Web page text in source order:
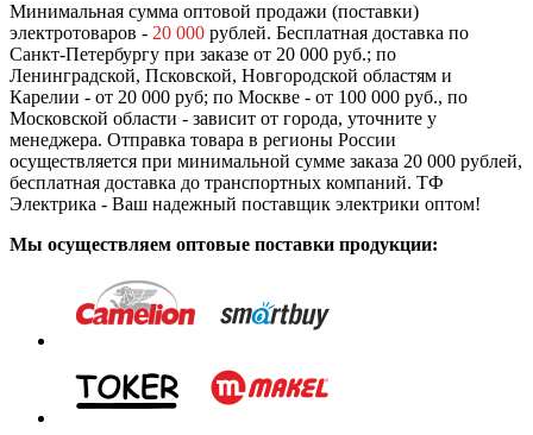
Минимальная сумма оптовой продажи (поставки)
электротоваров - 20 000 рублей. Бесплатная доставка по
Санкт-Петербургу при заказе от 20 000 руб.; по
Ленинградской, Псковской, Новгородской областям и
Карелии - от 20 000 руб; по Москве - от 100 000 руб., по
Московской области - зависит от города, уточните у
менеджера. Отправка товара в регионы России
осуществляется при минимальной сумме заказа 20 000 рублей,
бесплатная доставка до транспортных компаний. ТФ
Электрика - Ваш надежный поставщик электрики оптом!
Мы осуществляем оптовые поставки продукции: